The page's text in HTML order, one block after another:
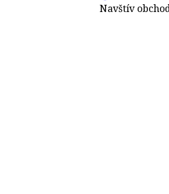
Navštív